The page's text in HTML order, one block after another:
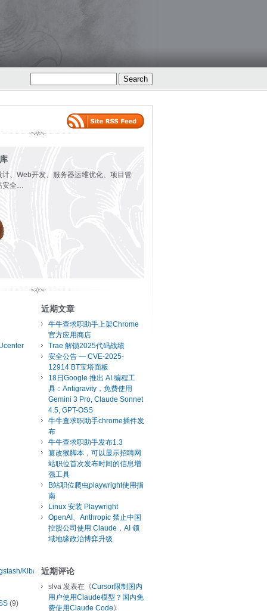
、Web开发、服务器运维优化、项目管
安全…
Kibana
(9)
近期文章
牛牛查求职助手上架Chrome
官方应用商店
Trae 解锁2025代码战绩
安全公告 — CVE-2025-
12914 BT宝塔面板
18日Google 推出 AI 编程工
具：Antigravity，免费使用
Gemini 3 Pro, Claude Sonnet
4.5, GPT-OSS
牛牛查求职助手chrome插件发
布
牛牛查求职助手发布1.3
篡改猴脚本，可以显示招聘网
站职位首次发布时间的信息增
强工具
B站职位爬虫playwright使用指
南
Linux 安装 Playwright
OpenAI、Anthropic 禁止中国
控股公司使用 Claude，AI 领
域地缘政治博弈升级
近期评论
slva 发表在《Cursor限制国内
用户使用Claude模型？国内免
费使用Claude Code》